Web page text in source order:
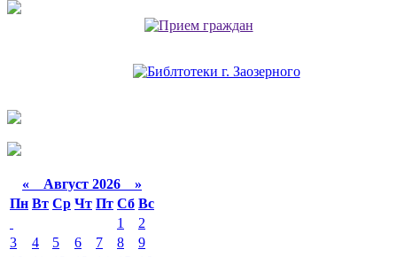
« Август 2026 »
Пн Вт Ср Чт Пт Сб Вс
1
2
3
4 5 6 7 8
9